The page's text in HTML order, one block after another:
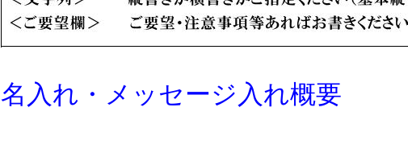
名入れ・メッセージ入れ概要